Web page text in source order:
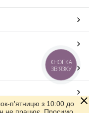
п'ятницю з 10:00 до
КНОПКА
ЗВ'ЯЗКУ